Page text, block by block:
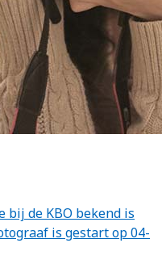
bij de KBO bekend is
is gestart op 04-